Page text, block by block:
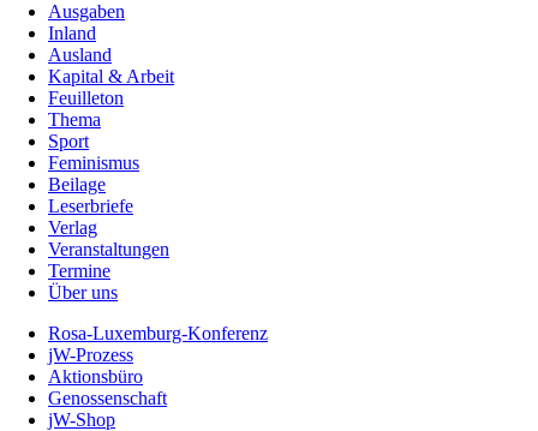
Ausgaben
Inland
Ausland
Kapital & Arbeit
Feuilleton
Thema
Sport
Feminismus
Beilage
Leserbriefe
Verlag
Veranstaltungen
Termine
Über uns
Rosa-Luxemburg-Konferenz
jW-Prozess
Aktionsbüro
Genossenschaft
jW-Shop